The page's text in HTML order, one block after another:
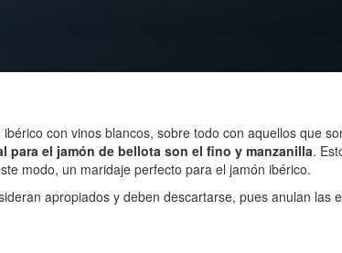
con vinos blancos, sobre todo con aquellos que
para el jamón de bellota son el fino y manzanilla.
modo, un maridaje perfecto para el jamón ibérico.
apropiados y deben descartarse, pues anulan las